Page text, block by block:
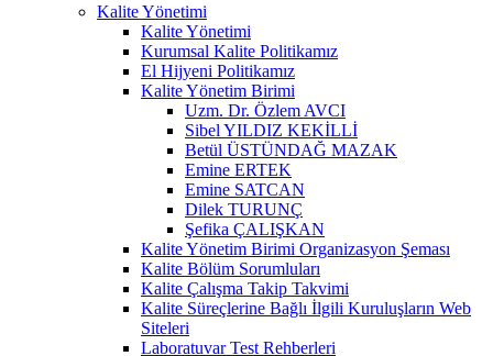
Kalite Yönetimi
Kalite Yönetimi
Kurumsal Kalite Politikamız
El Hijyeni Politikamız
Kalite Yönetim Birimi
Uzm. Dr. Özlem AVCI
Sibel YILDIZ KEKİLLİ
Betül ÜSTÜNDAĞ MAZAK
Emine ERTEK
Emine SATCAN
Dilek TURUNÇ
Şefika ÇALIŞKAN
Kalite Yönetim Birimi Organizasyon Şeması
Kalite Bölüm Sorumluları
Kalite Çalışma Takip Takvimi
Kalite Süreçlerine Bağlı İlgili Kuruluşların Web
Siteleri
Laboratuvar Test Rehberleri